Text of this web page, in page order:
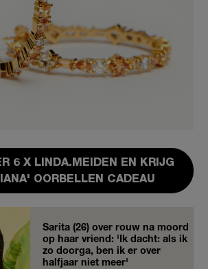
6 X LINDA.MEIDEN EN KRIJG
OORBELLEN CADEAU
Sarita (26) over rouw na moord
op haar vriend: 'Ik dacht: als ik
zo doorga, ben ik er over
halfjaar niet meer'